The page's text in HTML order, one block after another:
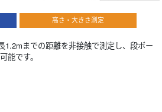
高さ・大きさ測定
1.2mまでの距離を非接触で測定し、段ボー
能です。